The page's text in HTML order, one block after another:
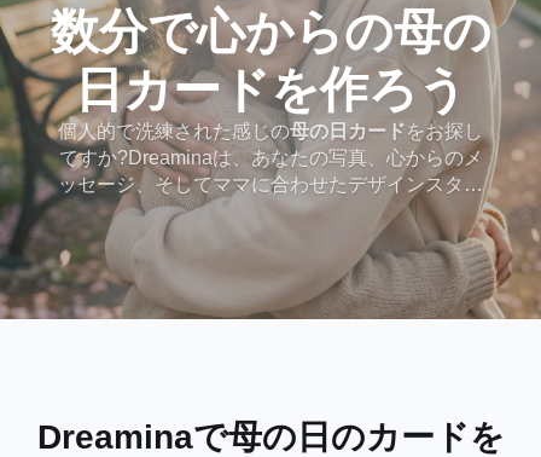
数分で心からの母の
日カードを作ろう
個人的で洗練された感じの母の日カードをお探し
ですか?Dreaminaは、あなたの写真、心からのメ
ッセージ、そしてママに合わせたデザインスタイ
ルで美しいオンブランドカードを瞬時に作成する
のを手助けします。デザインスキルは必要ありま
せん。生成、パーソナライズ、共有、印刷が可能
です。
Dreaminaで母の日のカードを